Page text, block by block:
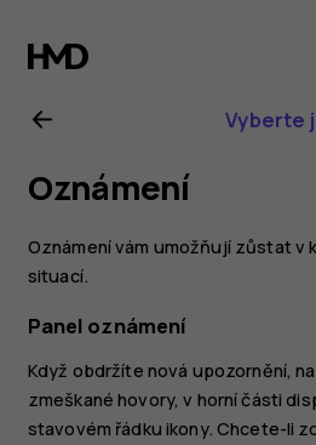
Uživatelská
příručka
k telefonu
Nokia 7
plus
Vyberte
Oznámení
Oznámení vám umožňují zůstat v
situací.
Panel oznámení
Když obdržíte nová upozornění,
zmeškané hovory, v horní části
stavovém řádku ikony. Chcete-li